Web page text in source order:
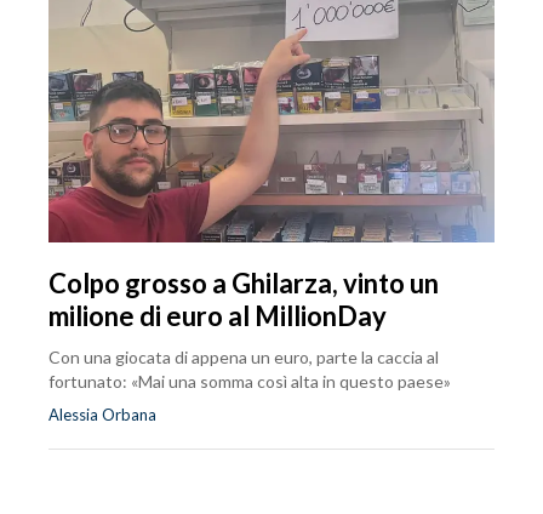
Colpo grosso a Ghilarza, vinto un
milione di euro al MillionDay
Con una giocata di appena un euro, parte la caccia al
fortunato: «Mai una somma così alta in questo paese»
Alessia Orbana